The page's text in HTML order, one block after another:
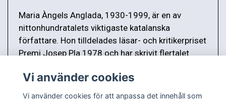
Maria Àngels Anglada, 1930-1999, är en av
nittonhundratalets viktigaste katalanska
författare. Hon tilldelades läsar- och kritikerpriset
Premi Josep Pla 1978 och har skrivit flertalet
Vi använder cookies
Vi använder cookies för att anpassa det innehåll som